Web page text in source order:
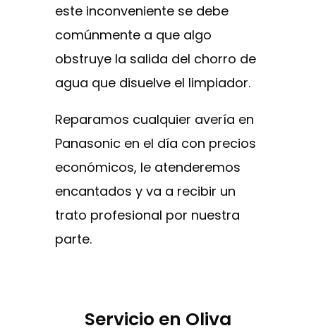
este inconveniente se debe
comúnmente a que algo
obstruye la salida del chorro de
agua que disuelve el limpiador.
Reparamos cualquier avería en
Panasonic en el día con precios
económicos, le atenderemos
encantados y va a recibir un
trato profesional por nuestra
parte.
Servicio en Oliva